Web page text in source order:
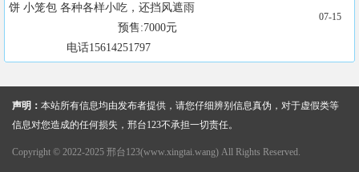
饼 小笼包 各种各样小吃，还挡风遮雨
                  电话15614251797
07-15
声明： 本站所有信息均由发布者提供，请您仔细辨别信息真伪，对于虚假类等
信息对您造成的任何损失，邢台123不承担一切责任。
Copyright © 2022-2025 邢台123(www.xingtai.wang) All Rights Reserved.